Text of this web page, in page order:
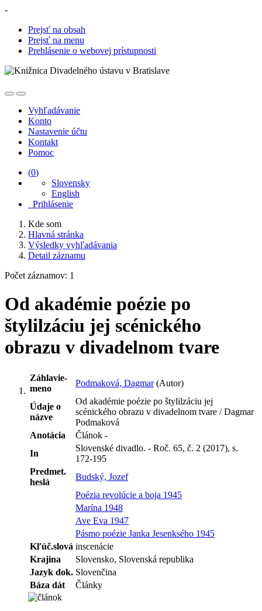
-
Prejsť na obsah
Prejsť na menu
Prehlásenie o webovej prístupnosti
Vyhľadávanie
Konto
Nastavenie účtu
Kontakt
Pomoc
(0)
Slovensky
English
Prihlásenie
Kde som
Hlavná stránka
Výsledky vyhľadávania
Detail záznamu
Počet záznamov: 1
Od akadémie poézie po
štylilzáciu jej scénického
obrazu v divadelnom tvare
Záhlavie-
meno
Podmaková, Dagmar(Autor)
Údaje o
názve
Od akadémie poézie po štylilzáciu jej
scénického obrazu v divadelnom tvare / Dagmar
Podmaková
Anotácia
Článok -
In
Slovenské divadlo. - Roč. 65, č. 2 (2017), s.
172-195
Predmet.
heslá
Budský, Jozef
Poézia revolúcie a boja 1945
Marína 1948
Ave Eva 1947
Pásmo poézie Janka Jesenksého 1945
Kľúč.slová inscenácie
Krajina
Slovensko, Slovenská republika
Jazyk dok. Slovenčina
Báza dát
Články